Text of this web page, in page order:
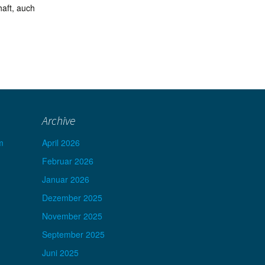
auch
Archive
April 2026
Februar 2026
Januar 2026
Dezember 2025
November 2025
September 2025
Juni 2025